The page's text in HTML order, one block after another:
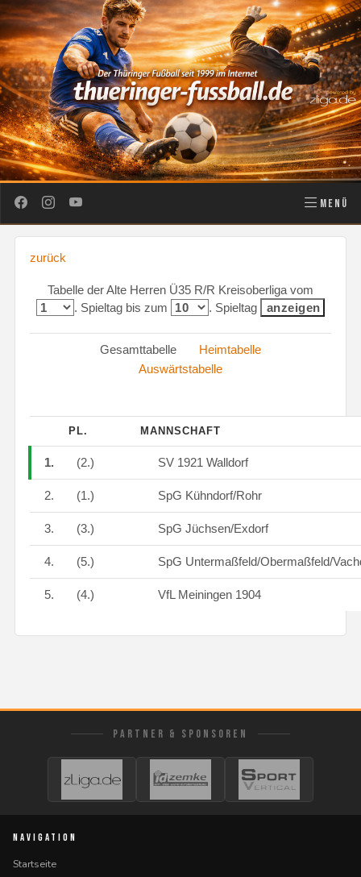
MENÜ
zurück
Tabelle der Alte Herren Ü35 R/R Kreisoberliga vom
. Spieltag bis zum
. Spieltag
Gesamttabelle Heimtabelle
Auswärtstabelle
PL. MANNSCHAFT
1. (2.) SV 1921 Walldorf
2. (1.) SpG Kühndorf/Rohr
3. (3.) SpG Jüchsen/Exdorf
4. (5.) SpG Untermaßfeld/Obermaßfeld/
5. (4.) VfL Meiningen 1904
PARTNER & SPONSOREN
NAVIGATION
Startseite